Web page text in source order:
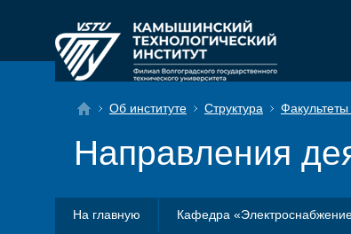
Об институте Структура Факультеты
Направления
На главную Кафедра